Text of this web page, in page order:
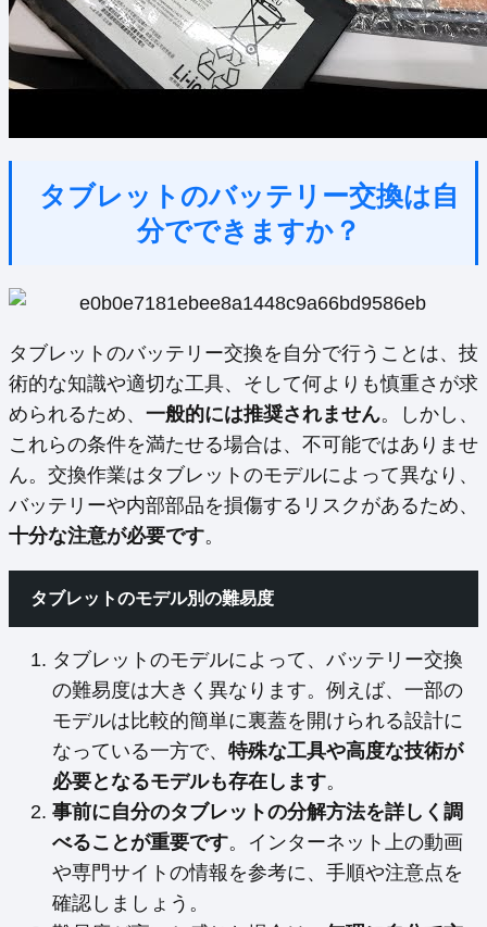
タブレットのバッテリー交換は自
分でできますか？
タブレットのバッテリー交換を自分で行うことは、技
術的な知識や適切な工具、そして何よりも慎重さが求
められるため、 一般的には推奨されません。しかし、
これらの条件を満たせる場合は、不可能ではありませ
ん。交換作業はタブレットのモデルによって異なり、
バッテリーや内部部品を損傷するリスクがあるため、
十分な注意が必要です。
タブレットのモデル別の難易度
タブレットのモデルによって、バッテリー交換
の難易度は大きく異なります。例えば、一部の
モデルは比較的簡単に裏蓋を開けられる設計に
なっている一方で、 特殊な工具や高度な技術が
必要となるモデルも存在します。
事前に自分のタブレットの分解方法を詳しく調
べることが重要です。インターネット上の動画
や専門サイトの情報を参考に、手順や注意点を
確認しましょう。